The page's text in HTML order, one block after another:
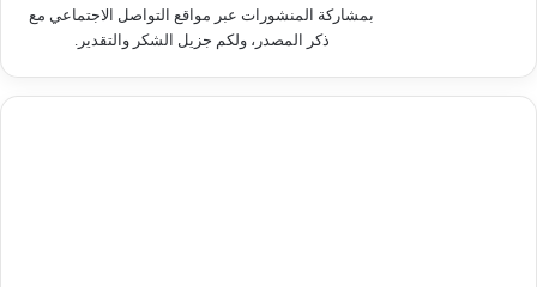
بمشاركة المنشورات عبر مواقع التواصل الاجتماعي مع
ذكر المصدر، ولكم جزيل الشكر والتقدير.